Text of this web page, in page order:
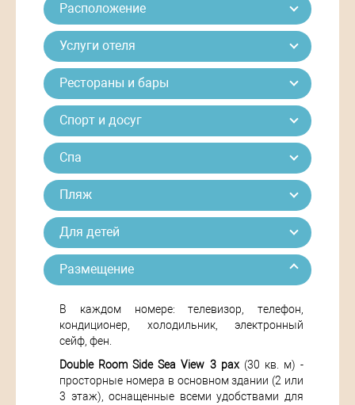
Расположение
Услуги отеля
Рестораны и бары
Спорт и досуг
Спа
Пляж
Для детей
Размещение
В каждом номере: телевизор, телефон,
кондиционер, холодильник, электронный
сейф, фен.
Double Room Side Sea View 3 pax(30 кв. м) -
просторные номера в основном здании (2 или
3 этаж), оснащенные всеми удобствами для